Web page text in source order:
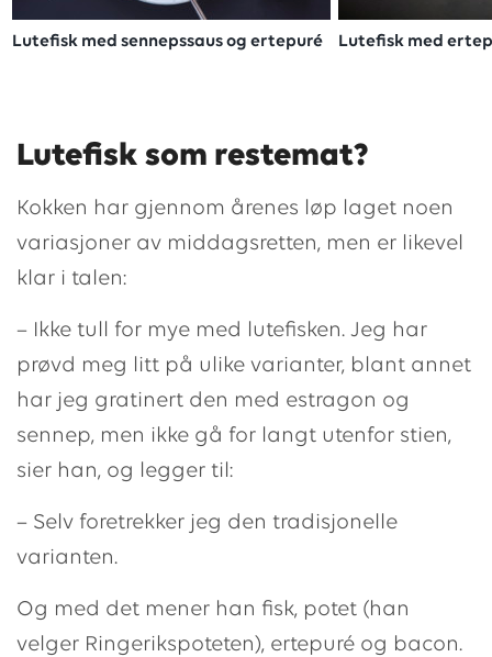
Lutefisk med sennepssaus og ertepuré Lutefisk med
Lutefisk som restemat?
Kokken har gjennom årenes løp laget noen
variasjoner av middagsretten, men er likevel
klar i talen:
– Ikke tull for mye med lutefisken. Jeg har
prøvd meg litt på ulike varianter, blant annet
har jeg gratinert den med estragon og
sennep, men ikke gå for langt utenfor stien,
sier han, og legger til:
– Selv foretrekker jeg den tradisjonelle
varianten.
Og med det mener han fisk, potet (han
velger Ringerikspoteten), ertepuré og bacon.